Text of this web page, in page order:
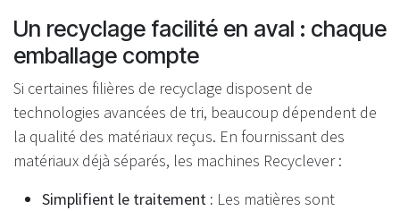
Un recyclage facilité en aval : chaque
emballage compte
Si certaines filières de recyclage disposent de
technologies avancées de tri, beaucoup dépendent de
la qualité des matériaux reçus. En fournissant des
matériaux déjà séparés, les machines Recyclever :
Simplifient le traitement : Les matières sont